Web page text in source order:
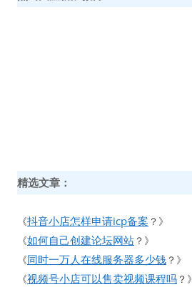
精选文章：
《抖音小店怎样申请icp备案 ？》
《如何自己创建论坛网站 ？》
《同时一万人在线服务器多少钱 ？》
《视频号小店可以售卖视频课程吗 ？》